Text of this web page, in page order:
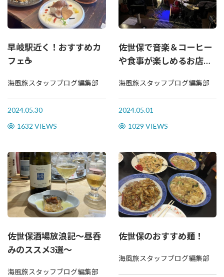
早岐駅近く！おすすめカ
フェ☕
海風旅スタッフブログ編集部
2024.05.30
1632 VIEWS
佐世保で音楽＆コーヒー
や食事が楽しめるお店を
海風旅スタッフブログ編集部
2024.05.01
1029 VIEWS
佐世保酒場放浪記～昼呑
みのススメ3選～
海風旅スタッフブログ編集部
佐世保のおすすめ麺！
海風旅スタッフブログ編集部